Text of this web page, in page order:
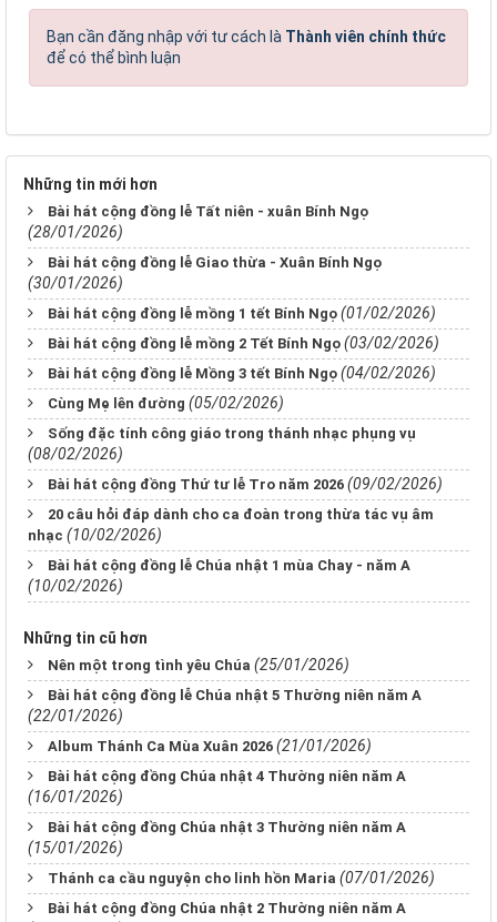
Bạn cần đăng nhập với tư cách là Thành viên chính thức
để có thể bình luận
Những tin mới hơn
Bài hát cộng đồng lễ Tất niên - xuân Bính Ngọ
(28/01/2026)
Bài hát cộng đồng lễ Giao thừa - Xuân Bính Ngọ
(30/01/2026)
Bài hát cộng đồng lễ mồng 1 tết Bính Ngọ (01/02/2026)
Bài hát cộng đồng lễ mồng 2 Tết Bính Ngọ (03/02/2026)
Bài hát cộng đồng lễ Mồng 3 tết Bính Ngọ (04/02/2026)
Cùng Mẹ lên đường (05/02/2026)
Sống đặc tính công giáo trong thánh nhạc phụng vụ
(08/02/2026)
Bài hát cộng đồng Thứ tư lễ Tro năm 2026 (09/02/2026)
20 câu hỏi đáp dành cho ca đoàn trong thừa tác vụ âm
nhạc (10/02/2026)
Bài hát cộng đồng lễ Chúa nhật 1 mùa Chay - năm A
(10/02/2026)
Những tin cũ hơn
Nên một trong tình yêu Chúa (25/01/2026)
Bài hát cộng đồng lễ Chúa nhật 5 Thường niên năm A
(22/01/2026)
Album Thánh Ca Mùa Xuân 2026 (21/01/2026)
Bài hát cộng đồng Chúa nhật 4 Thường niên năm A
(16/01/2026)
Bài hát cộng đồng Chúa nhật 3 Thường niên năm A
(15/01/2026)
Thánh ca cầu nguyện cho linh hồn Maria (07/01/2026)
Bài hát cộng đồng Chúa nhật 2 Thường niên năm A